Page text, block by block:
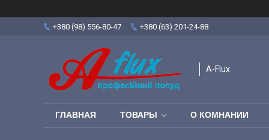
+380 (98) 556-80-47 +380 (63) 201-24-88
A-Flux
ГЛАВНАЯ ТОВАРЫ О КОМНАНИИ